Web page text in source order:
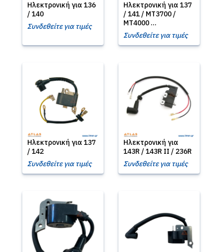
Ηλεκτρονική για 136
/ 140
Συνδεθείτε για τιμές
Ηλεκτρονική για 137
/ 141 / MT3700 /
MT4000 ...
Συνδεθείτε για τιμές
Ηλεκτρονική για 137
/ 142
Συνδεθείτε για τιμές
Ηλεκτρονική για
143R / 143R II / 236R
Συνδεθείτε για τιμές